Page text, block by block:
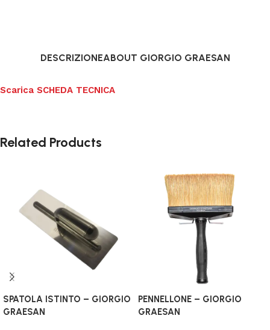
DESCRIZIONEABOUT GIORGIO GRAESAN
Scarica SCHEDA TECNICA
Related Products
SPATOLA ISTINTO – GIORGIO
GRAESAN
PENNELLONE – GIORGIO
GRAESAN